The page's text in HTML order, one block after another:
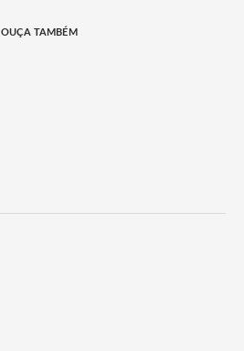
OUÇA TAMBÉM